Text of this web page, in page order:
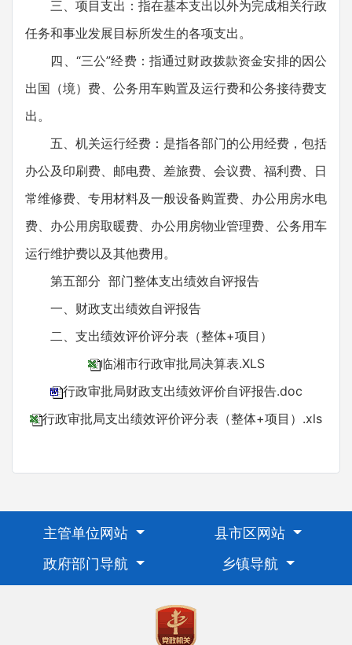
三、项目支出：指在基本支出以外为完成相关行政
任务和事业发展目标所发生的各项支出。
四、“三公”经费：指通过财政拨款资金安排的因公
出国（境）费、公务用车购置及运行费和公务接待费支
出。
五、机关运行经费：是指各部门的公用经费，包括
办公及印刷费、邮电费、差旅费、会议费、福利费、日
常维修费、专用材料及一般设备购置费、办公用房水电
费、办公用房取暖费、办公用房物业管理费、公务用车
运行维护费以及其他费用。
第五部分 部门整体支出绩效自评报告
一、财政支出绩效自评报告
二、支出绩效评价评分表（整体+项目）
临湘市行政审批局决算表.XLS
行政审批局财政支出绩效评价自评报告.doc
行政审批局支出绩效评价评分表（整体+项目）.xls
主管单位网站
县市区网站
政府部门导航
乡镇导航